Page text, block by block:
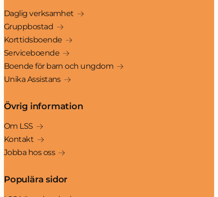
Daglig verksamhet
Gruppbostad
Korttidsboende
Serviceboende
Boende för barn och ungdom
Unika Assistans
Övrig information
Om LSS
Kontakt
Jobba hos oss
Populära sidor